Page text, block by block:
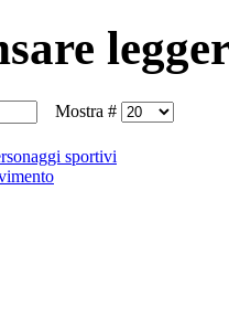
Mostra #
sportivi